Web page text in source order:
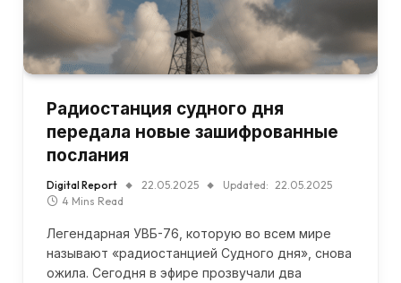
Радиостанция судного дня
передала новые зашифрованные
послания
Digital Report 22.05.2025 Updated: 22.05.2025
4 Mins Read
Легендарная УВБ-76, которую во всем мире
называют «радиостанцией Судного дня», снова
ожила. Сегодня в эфире прозвучали два